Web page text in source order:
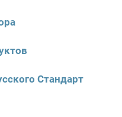
Стандарт